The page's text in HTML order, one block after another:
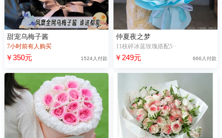
甜宠乌梅子酱
7小时前有人购买
￥350元 1524人付款
仲夏夜之梦
11枝碎冰蓝玫瑰搭配5··
￥249元 666人付款